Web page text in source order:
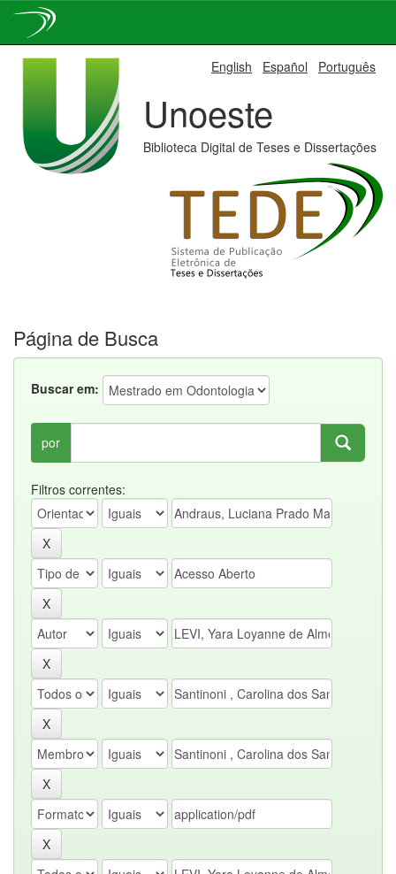
English Español Português
Unoeste
Biblioteca Digital de Teses e Dissertações
Página de Busca
Buscar em:
por
Filtros correntes: